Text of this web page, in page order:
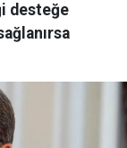
desteğe